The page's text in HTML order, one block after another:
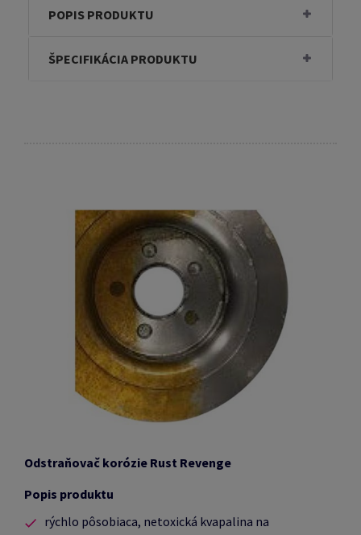
POPIS PRODUKTU
ŠPECIFIKÁCIA PRODUKTU
Odstraňovač korózie Rust Revenge
Popis produktu
rýchlo pôsobiaca, netoxická kvapalina na